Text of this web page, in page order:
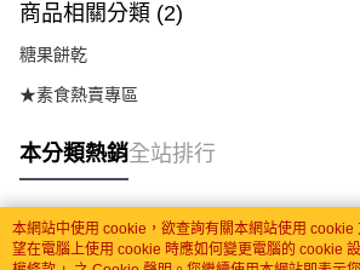
商品相關分類 (2)
糖果餅乾
★素食熱賣專區
本分類熱銷全站排行
熱門標籤
本網站中使用 cookie，欲查詢有關本網站使用 cookie
望在電腦上使用 cookie 時應如何變更電腦的 cookie